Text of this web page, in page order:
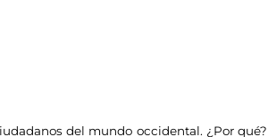
del mundo occidental. ¿Por qué?